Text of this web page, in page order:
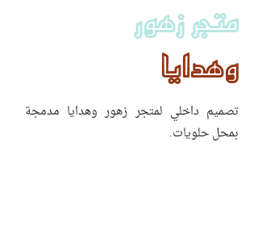
متجر زهور
وهدايا
تصميم داخلي لمتجر زهور وهدايا مدمجة
بمحل حلويات.